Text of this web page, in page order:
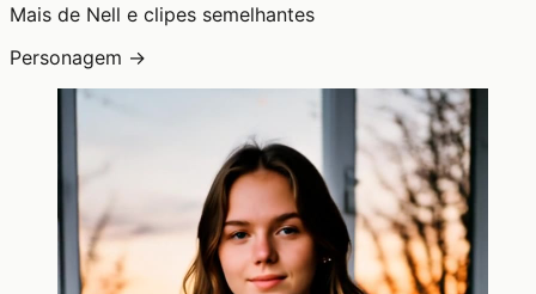
Mais de Nell e clipes semelhantes
Personagem →